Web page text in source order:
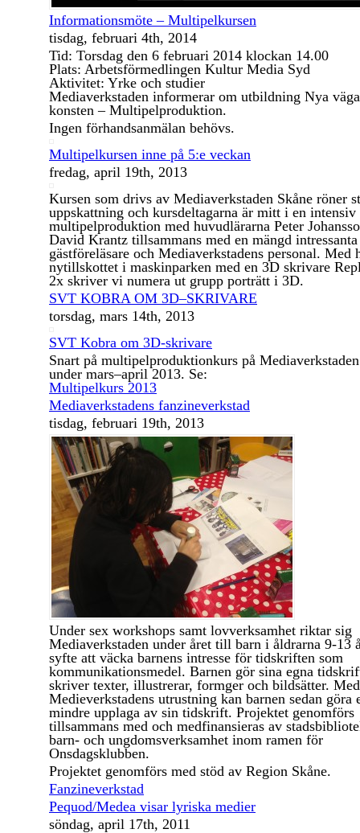
Informationsmöte – Multipelkursen
tisdag, februari 4th, 2014
Tid: Torsdag den 6 februari 2014 klockan 14.00
Plats: Arbetsförmedlingen Kultur Media Syd
Aktivitet: Yrke och studier
Mediaverkstaden informerar om utbildning Nya
konsten – Multipelproduktion.
Ingen förhandsanmälan behövs.
Multipelkursen inne på 5:e veckan
fredag, april 19th, 2013
Kursen som drivs av Mediaverkstaden Skåne röner
uppskattning och kursdeltagarna är mitt i en intensiv
multipelproduktion med huvudlärarna Peter
David Krantz tillsammans med en mängd intressanta
gästföreläsare och Mediaverkstadens personal. Med
nytillskottet i maskinparken med en 3D skrivare
2x skriver vi numera ut grupp porträtt i 3D.
SVT KOBRA OM 3D–SKRIVARE
torsdag, mars 14th, 2013
SVT Kobra om 3D-skrivare
Snart på multipelproduktionkurs på
under mars–april 2013. Se:
Multipelkurs 2013
Mediaverkstadens fanzineverkstad
tisdag, februari 19th, 2013
Under sex workshops samt lovverksamhet riktar sig
Mediaverkstaden under året till barn i åldrarna 9-13
syfte att väcka barnens intresse för tidskriften som
kommunikationsmedel. Barnen gör sina egna
skriver texter, illustrerar, formger och bildsätter. Med
Medieverkstadens utrustning kan barnen sedan göra
mindre upplaga av sin tidskrift. Projektet genomförs
tillsammans med och medfinansieras av
barn- och ungdomsverksamhet inom ramen för
Onsdagsklubben.
Projektet genomförs med stöd av Region Skåne.
Fanzineverkstad
Pequod/Medea visar lyriska medier
söndag, april 17th, 2011